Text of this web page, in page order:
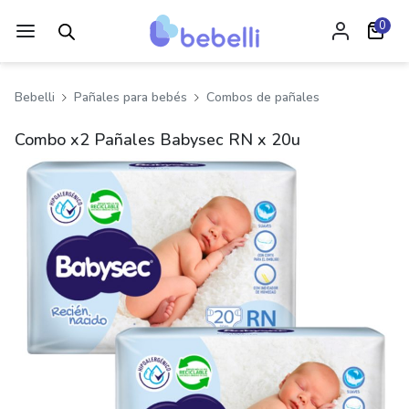
0
Bebelli Pañales para bebés Combos de pañales
Combo x2 Pañales Babysec RN x 20u